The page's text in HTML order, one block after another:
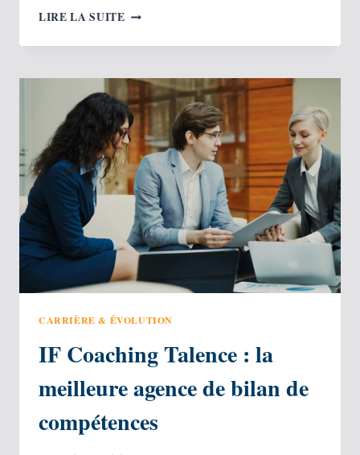
LIRE LA SUITE VALIDER
IDÉE
AVANT
DE
QUITTER
SON
JOB
:
MÉTHODE
5
ÉTAPES
CARRIÈRE & ÉVOLUTION
IF Coaching Talence : la
meilleure agence de bilan de
compétences